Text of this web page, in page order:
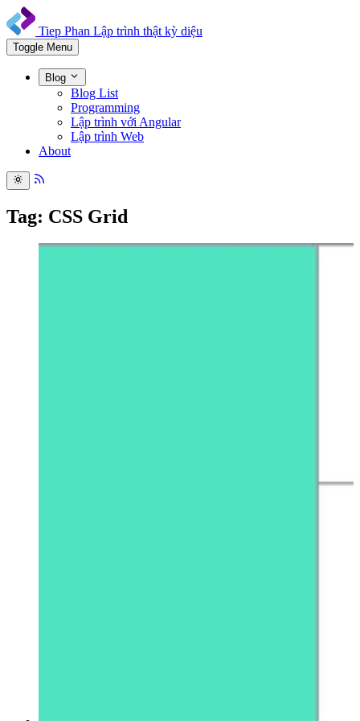
Tiep Phan Lập trình thật kỳ diệu
Toggle Menu
Blog
Blog List
Programming
Lập trình với Angular
Lập trình Web
About
Tag: CSS Grid